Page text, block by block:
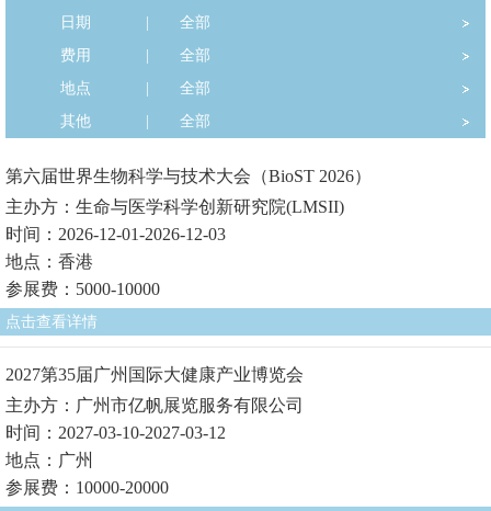
日期
全部
费用
全部
地点
全部
其他
全部
第六届世界生物科学与技术大会（BioST 2026）
主办方：生命与医学科学创新研究院(LMSII)
时间：2026-12-01-2026-12-03
地点：香港
参展费：5000-10000
点击查看详情
2027第35届广州国际大健康产业博览会
主办方：广州市亿帆展览服务有限公司
时间：2027-03-10-2027-03-12
地点：广州
参展费：10000-20000